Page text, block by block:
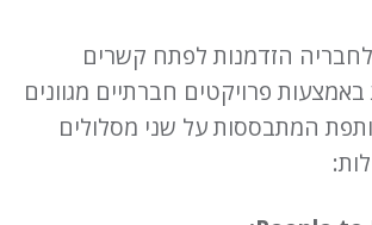
הזדמנות לפתח קשרים
פרויקטים חברתיים מגוונים
המתבססות על שני מסלולים